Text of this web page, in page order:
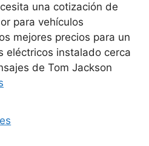
una cotización de
para vehículos
mejores precios para un
eléctricos instalado cerca
de Tom Jackson